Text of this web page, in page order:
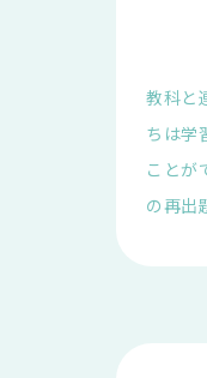
教科と
ちは学
ことが
の再出